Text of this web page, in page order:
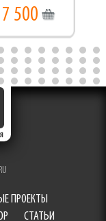
500
ПРОЕКТЫ
СТАТЬИ